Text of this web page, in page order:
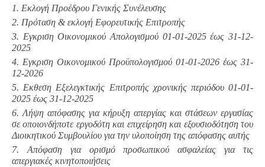
1. Εκλογή Προέδρου Γενικής Συνέλευσης
2. Πρόταση & εκλογή Εφορευτικής Επιτροπής
3. Εγκριση Οικονομικού Απολογισμού 01-01-2025 έως 31-12-
2025
4. Εγκριση Οικονομικού Προϋπολογισμού 01-01-2026 έως 31-
12-2026
5. Εκθεση Εξελεγκτικής Επιτροπής χρονικής περιόδου 01-01-
2025 έως 31-12-2025
6. Λήψη απόφασης για κήρυξη απεργίας και στάσεων εργασίας
σε οποιονδήποτε εργοδότη και επιχείρηση και εξουσιοδότηση του
Διοικητικού Συμβουλίου για την υλοποίηση της απόφασης αυτής
7. Απόφαση για ορισμό προσωπικού ασφαλείας για τις
απεργιακές κινητοποιήσεις